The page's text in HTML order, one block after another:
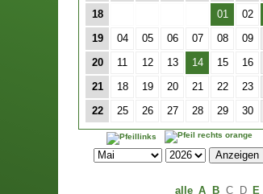
18 01 02
19 04 05 06 07 08 09
20 11 12 13 14 15 16
21 18 19 20 21 22 23
22 25 26 27 28 29 30
alle A B C D E